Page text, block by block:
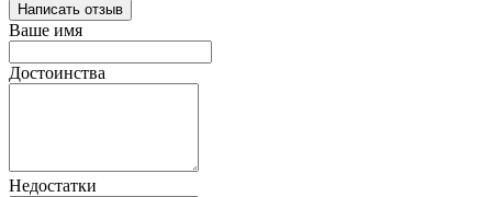
Написать отзыв
Ваше имя
Достоинства
Недостатки